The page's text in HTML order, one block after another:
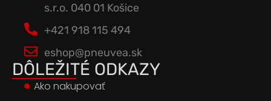
s.r.o. 040 01 Košice
+421 918 115 494
eshop@pneuvea.sk
DÔLEŽITÉ ODKAZY
Ako nakupovať